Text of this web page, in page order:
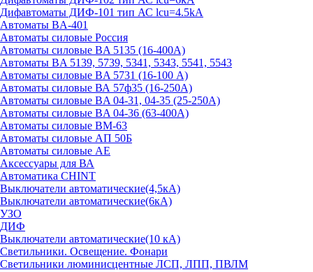
Дифавтоматы ДИФ-101 тип АС lcu=4.5kA
Автоматы BA-401
Автоматы силовые Россия
Автоматы силовые BA 5135 (16-400А)
Автоматы BA 5139, 5739, 5341, 5343, 5541, 5543
Автоматы силовые BA 5731 (16-100 А)
Автоматы силовые ВА 57ф35 (16-250А)
Автоматы силовые BA 04-31, 04-35 (25-250А)
Автоматы силовые BA 04-36 (63-400А)
Автоматы силовые ВМ-63
Автоматы силовые АП 50Б
Автоматы силовые АЕ
Аксессуары для ВА
Автоматика CHINT
Выключатели автоматические(4,5кА)
Выключатели автоматические(6кА)
УЗО
ДИФ
Выключатели автоматические(10 кА)
Светильники. Освещение. Фонари
Светильники люминисцентные ЛСП, ЛПП, ПВЛМ